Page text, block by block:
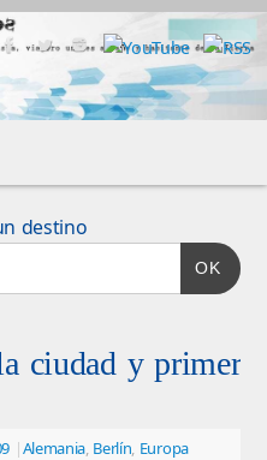
destino
OK
ciudad y primer
|Alemania, Berlín, Europa